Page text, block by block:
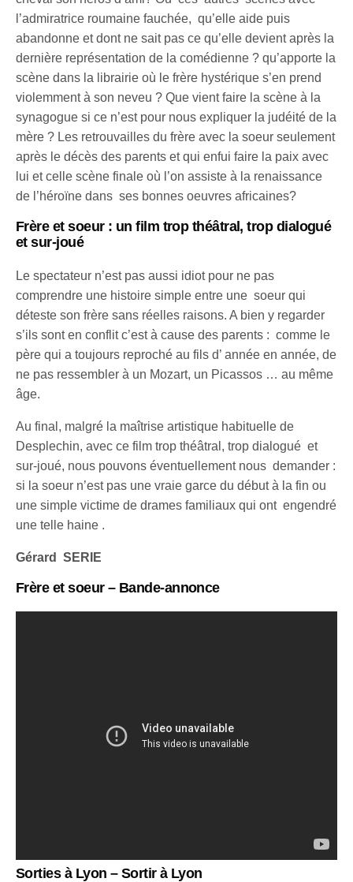
l’admiratrice roumaine fauchée, qu’elle aide puis
abandonne et dont ne sait pas ce qu’elle devient après la
dernière représentation de la comédienne ? qu’apporte la
scène dans la librairie où le frère hystérique s’en prend
violemment à son neveu ? Que vient faire la scène à la
synagogue si ce n’est pour nous expliquer la judéité de la
mère ? Les retrouvailles du frère avec la soeur seulement
après le décès des parents et qui enfui faire la paix avec
lui et celle scène finale où l’on assiste à la renaissance
de l’héroïne dans ses bonnes oeuvres africaines?
Frère et soeur : un film trop théâtral, trop dialogué
et sur-joué
Le spectateur n’est pas aussi idiot pour ne pas
comprendre une histoire simple entre une soeur qui
déteste son frère sans réelles raisons. A bien y regarder
s’ils sont en conflit c’est à cause des parents : comme le
père qui a toujours reproché au fils d’ année en année, de
ne pas ressembler à un Mozart, un Picassos … au même
âge.
Au final, malgré la maîtrise artistique habituelle de
Desplechin, avec ce film trop théâtral, trop dialogué et
sur-joué, nous pouvons éventuellement nous demander :
si la soeur n’est pas une vraie garce du début à la fin ou
une simple victime de drames familiaux qui ont engendré
une telle haine .
Gérard SERIE
Frère et soeur – Bande-annonce
Sorties à Lyon – Sortir à Lyon